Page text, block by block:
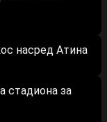
насред Атина
стадиона за